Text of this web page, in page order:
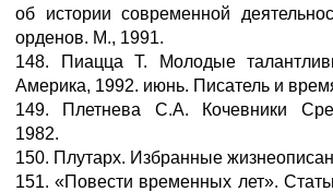
об истории современной
орденов. М., 1991.
148. Пиацца Т. Молодые
Америка, 1992. июнь. Писатель и
149. Плетнева С.А. Кочевники
1982.
150. Плутарх. Избранные
151. «Повести временных лет».